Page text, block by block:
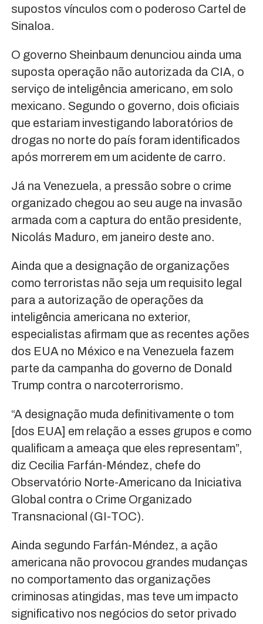
supostos vínculos com o poderoso Cartel de
Sinaloa.
O governo Sheinbaum denunciou ainda uma
suposta operação não autorizada da CIA, o
serviço de inteligência americano, em solo
mexicano. Segundo o governo, dois oficiais
que estariam investigando laboratórios de
drogas no norte do país foram identificados
após morrerem em um acidente de carro.
Já na Venezuela, a pressão sobre o crime
organizado chegou ao seu auge na invasão
armada com a captura do então presidente,
Nicolás Maduro, em janeiro deste ano.
Ainda que a designação de organizações
como terroristas não seja um requisito legal
para a autorização de operações da
inteligência americana no exterior,
especialistas afirmam que as recentes ações
dos EUA no México e na Venezuela fazem
parte da campanha do governo de Donald
Trump contra o narcoterrorismo.
“A designação muda definitivamente o tom
[dos EUA] em relação a esses grupos e como
qualificam a ameaça que eles representam”,
diz Cecilia Farfán-Méndez, chefe do
Observatório Norte-Americano da Iniciativa
Global contra o Crime Organizado
Transnacional (GI-TOC).
Ainda segundo Farfán-Méndez, a ação
americana não provocou grandes mudanças
no comportamento das organizações
criminosas atingidas, mas teve um impacto
significativo nos negócios do setor privado